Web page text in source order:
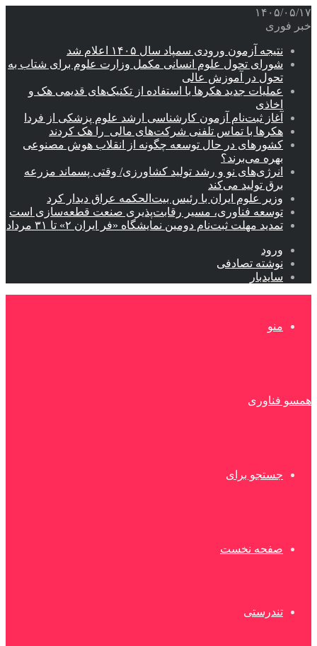
۱۴۰۵/۰۵/۱۷
خبر فوری
نتیجه آزمون ورودی سمپاد سال ۱۴۰۵ اعلام شد
شورای تحول علوم انسانی مکمل وزارت علوم برای شتاب به
تحول در آموزش عالی
عملیات جدید هکرها با استفاده از تکنیک‌های قدیمی هک و
اخاذی
آغاز ثبت‌نام‌ آزمون کارشناسی ارشد علوم پزشکی از فردا
هکرها با تماس تلفنی شرکت‌های مالی را هک کردند
کشورهای در حال توسعه چگونه از انقلاب هوش مصنوعی
بهره می‌برند؟
انرژی‌های نو و رشد تولید کشاورزی/ وقتی پسماند مزرعه‌
برق تولید می‌کند
وزیر علوم ایران با رئیس بیت‌الحکمه عراق دیدار کرد
توسعه فناوری، مسیر رقابت‌پذیری صنعت قطعه‌سازی است
تمدید مهلت ثبت‌نام دومین نمایشگاه «فر ایران ۲» تا ۳۱ مرداد
ورود
نوشته تصادفی
سایدبار
منو
همسو فناوری
جستجو برای
صفحه نخست
تندرستی